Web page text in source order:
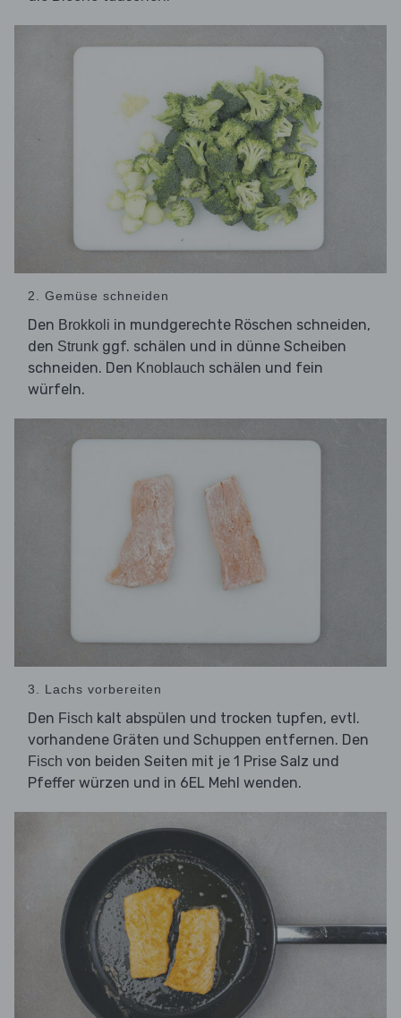
2. Gemüse schneiden
Den Brokkoli in mundgerechte Röschen schneiden,
den Strunk ggf. schälen und in dünne Scheiben
schneiden. Den Knoblauch schälen und fein
würfeln.
3. Lachs vorbereiten
Den Fisch kalt abspülen und trocken tupfen, evtl.
vorhandene Gräten und Schuppen entfernen. Den
Fisch von beiden Seiten mit je 1 Prise Salz und
Pfeffer würzen und in 6EL Mehl wenden.